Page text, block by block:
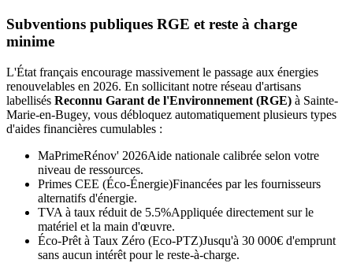
Subventions publiques RGE et reste à charge
minime
L'État français encourage massivement le passage aux énergies
renouvelables en 2026. En sollicitant notre réseau d'artisans
labellisés Reconnu Garant de l'Environnement (RGE) à Sainte-
Marie-en-Bugey, vous débloquez automatiquement plusieurs types
d'aides financières cumulables :
MaPrimeRénov' 2026Aide nationale calibrée selon votre
niveau de ressources.
Primes CEE (Éco-Énergie)Financées par les fournisseurs
alternatifs d'énergie.
TVA à taux réduit de 5.5%Appliquée directement sur le
matériel et la main d'œuvre.
Éco-Prêt à Taux Zéro (Eco-PTZ)Jusqu'à 30 000€ d'emprunt
sans aucun intérêt pour le reste-à-charge.